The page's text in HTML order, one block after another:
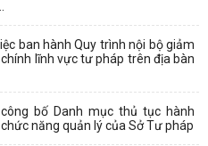
ban hành Quy trình nội bộ giảm
lĩnh vực tư pháp trên địa bàn
bố Danh mục thủ tục hành
năng quản lý của Sở Tư pháp